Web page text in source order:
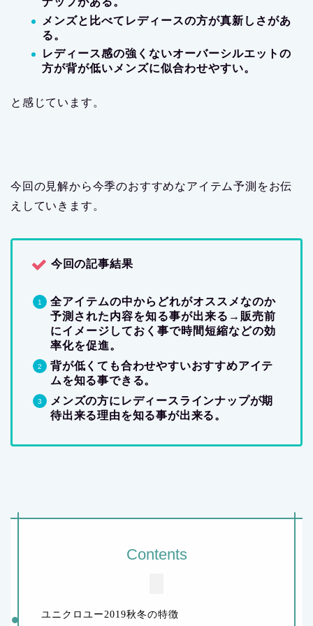
メンズと比べてレディースの方が真新しさがあ
る。
レディース感の強くないオーバーシルエットの
方が背が低いメンズに似合わせやすい。
と感じています。
今回の見解から今季のおすすめなアイテム予測をお伝
えしていきます。
今回の記事結果
全アイテムの中からどれがオススメなのか
予測された内容を知る事が出来る → 販売前
にイメージしておく事で時間短縮などの効
率化を促進。
背が低くても合わせやすいおすすめアイテ
ムを知る事できる。
メンズの方にレディースラインナップが期
待出来る理由を知る事が出来る。
Contents
ユニクロユー2019秋冬の特徴